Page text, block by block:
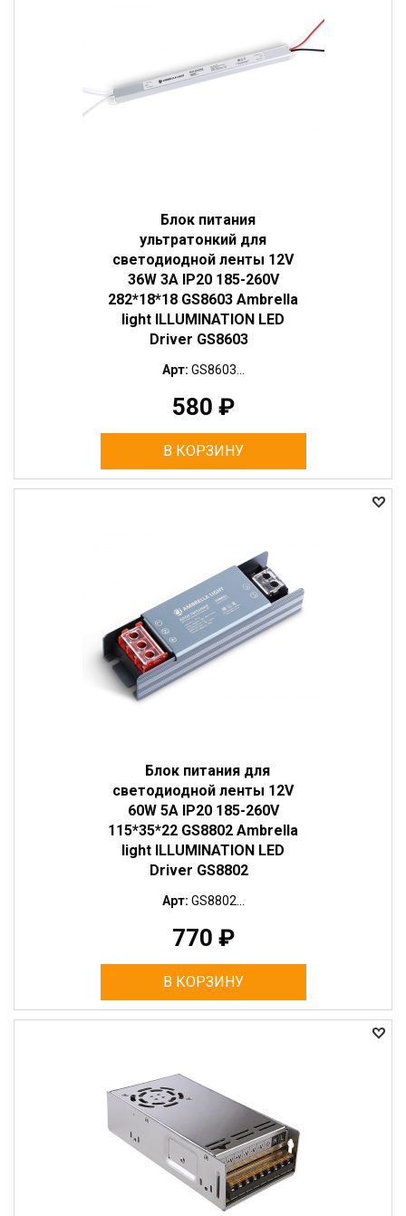
Блок питания
ультратонкий для
светодиодной ленты 12V
36W 3A IP20 185-260V
282*18*18 GS8603 Ambrella
light ILLUMINATION LED
Driver GS8603
Арт: GS8603...
580 ₽
В КОРЗИНУ
Блок питания для
светодиодной ленты 12V
60W 5A IP20 185-260V
115*35*22 GS8802 Ambrella
light ILLUMINATION LED
Driver GS8802
Арт: GS8802...
770 ₽
В КОРЗИНУ